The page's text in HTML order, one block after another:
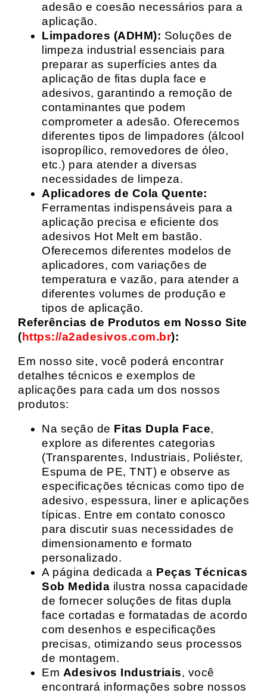
adesão e coesão necessários para a
aplicação.
Limpadores (ADHM): Soluções de
limpeza industrial essenciais para
preparar as superfícies antes da
aplicação de fitas dupla face e
adesivos, garantindo a remoção de
contaminantes que podem
comprometer a adesão. Oferecemos
diferentes tipos de limpadores (álcool
isopropílico, removedores de óleo,
etc.) para atender a diversas
necessidades de limpeza.
Aplicadores de Cola Quente:
Ferramentas indispensáveis para a
aplicação precisa e eficiente dos
adesivos Hot Melt em bastão.
Oferecemos diferentes modelos de
aplicadores, com variações de
temperatura e vazão, para atender a
diferentes volumes de produção e
tipos de aplicação.
Referências de Produtos em Nosso Site
(https://a2adesivos.com.br):
Em nosso site, você poderá encontrar
detalhes técnicos e exemplos de
aplicações para cada um dos nossos
produtos:
Na seção de Fitas Dupla Face,
explore as diferentes categorias
(Transparentes, Industriais, Poliéster,
Espuma de PE, TNT) e observe as
especificações técnicas como tipo de
adesivo, espessura, liner e aplicações
típicas. Entre em contato conosco
para discutir suas necessidades de
dimensionamento e formato
personalizado.
A página dedicada a Peças Técnicas
Sob Medida ilustra nossa capacidade
de fornecer soluções de fitas dupla
face cortadas e formatadas de acordo
com desenhos e especificações
precisas, otimizando seus processos
de montagem.
Em Adesivos Industriais, você
encontrará informações sobre nossos